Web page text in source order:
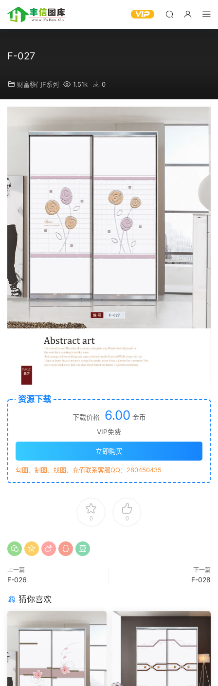
F-027
财富移门F系列 1.51k 0
资源下载
下载价格 6.00 金币
VIP免费
立即购买
勾图、制图、找图、充值联系客服QQ：280450435
0 0
上一篇
F-026
下一篇
F-028
猜你喜欢